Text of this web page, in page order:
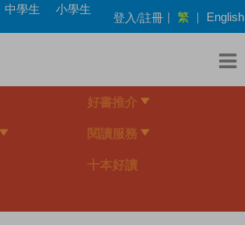
中學生
小學生
登入/註冊 | 繁 | English
好書推介
閱讀服務
十本好讀